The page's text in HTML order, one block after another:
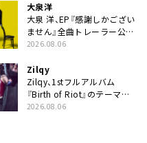
大泉洋
大泉 洋、EP『感謝しかござい
ません』全曲トレーラー公
開。幾田りら書き下ろし曲や
による提供曲のレコーディン
グ映像の一部解禁も
2026.08.06
Zilqy
Zilqy、1stフルアルバム
『Birth of Riot』のテーマ
は“ヘヴィネスと普遍性の両
2026.08.06